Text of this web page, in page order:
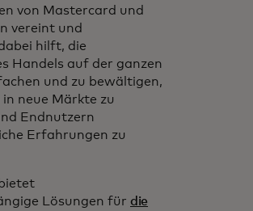
von Mastercard und
vereint und
hilft, die
Handels auf der ganzen
und zu bewältigen,
neue Märkte zu
Endnutzern
Erfahrungen zu
Lösungen für die